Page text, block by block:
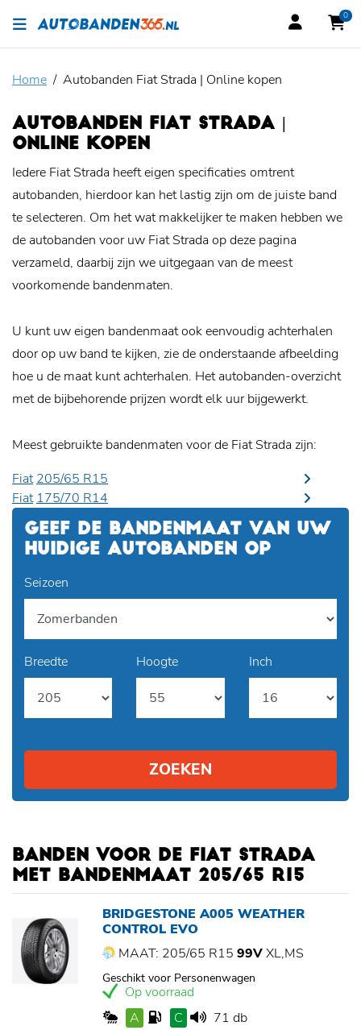
0
Home Autobanden Fiat Strada | Online kopen
AUTOBANDEN FIAT STRADA |
ONLINE KOPEN
Iedere Fiat Strada heeft eigen specificaties omtrent
autobanden, hierdoor kan het lastig zijn om de juiste band
te selecteren. Om het wat makkelijker te maken hebben we
de autobanden voor uw Fiat Strada op deze pagina
verzameld, daarbij zijn we uitgegaan van de meest
voorkomende bandenmaten.
U kunt uw eigen bandenmaat ook eenvoudig achterhalen
door op uw band te kijken, zie de onderstaande afbeelding
hoe u de maat kunt achterhalen. Het autobanden-overzicht
met de bijbehorende prijzen wordt elk uur bijgewerkt.
Meest gebruikte bandenmaten voor de Fiat Strada zijn:
Fiat 205/65 R15
Fiat 175/70 R14
GEEF DE BANDENMAAT VAN UW
HUIDIGE AUTOBANDEN OP
Seizoen
Breedte Hoogte Inch
ZOEKEN
BANDEN VOOR DE FIAT STRADA
MET BANDENMAAT 205/65 R15
BRIDGESTONE A005 WEATHER
CONTROL EVO
MAAT: 205/65 R15 99VXL,MS
Geschikt voor Personenwagen
Op voorraad
A
C
71 db